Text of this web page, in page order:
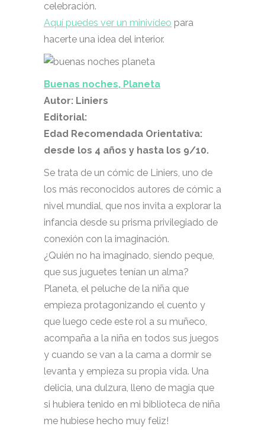
celebración.
Aquí puedes ver un minivídeo para
hacerte una idea del interior.
Buenas noches, Planeta
Autor: Liniers
Editorial:
Edad Recomendada Orientativa:
desde los 4 años y hasta los 9/10.
Se trata de un cómic de Liniers, uno de
los más reconocidos autores de cómic a
nivel mundial, que nos invita a explorar la
infancia desde su prisma privilegiado de
conexión con la imaginación.
¿Quién no ha imaginado, siendo peque,
que sus juguetes tenían un alma?
Planeta, el peluche de la niña que
empieza protagonizando el cuento y
que luego cede este rol a su muñeco,
acompaña a la niña en todos sus juegos
y cuando se van a la cama a dormir se
levanta y empieza su propia vida. Una
delicia, una dulzura, lleno de magia que
si hubiera tenido en mi biblioteca de niña
me hubiese hecho muy feliz!